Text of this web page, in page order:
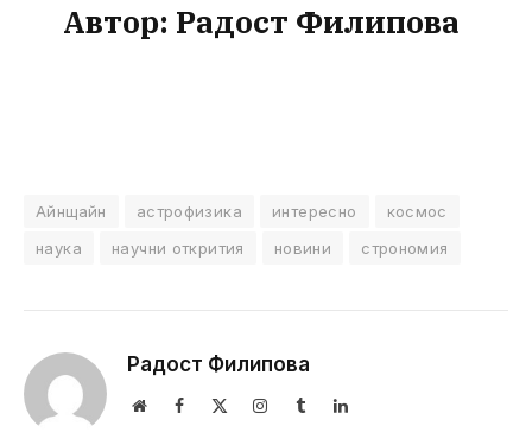
Автор: Радост Филипова
Айнщайн астрофизика интересно
космос
наука
научни открития новини строномия
Радост Филипова
WebsiteFacebook InstagramTumblrLinkedIn